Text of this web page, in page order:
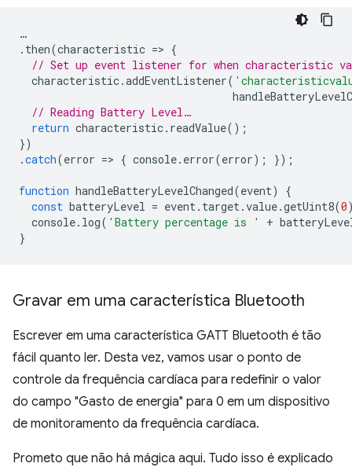
…
. then(characteristic => {
// Set up event listener for when characteristic
characteristic.addEventListener(
// Reading Battery Level…
return characteristic. readValue();
})
.catch(error => { console. error(error); });
function handleBatteryLevelChanged(event)
{
const batteryLevel = event. target.value.getUint8(0
console. log( 'Battery percentage is ' +
}
Gravar em uma característica Bluetooth
Escrever em uma característica GATT Bluetooth é tão
fácil quanto ler. Desta vez, vamos usar o ponto de
controle da frequência cardíaca para redefinir o valor
do campo "Gasto de energia" para 0 em um dispositivo
de monitoramento da frequência cardíaca.
Prometo que não há mágica aqui. Tudo isso é explicado